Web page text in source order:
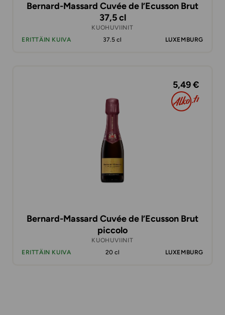
Bernard-Massard Cuvée de l’Ecusson Brut
37,5 cl
KUOHUVIINIT
ERITTÄIN KUIVA
37.5 cl LUXEMBURG
5,49 €
Bernard-Massard Cuvée de l’Ecusson Brut
piccolo
KUOHUVIINIT
ERITTÄIN KUIVA
20 cl LUXEMBURG